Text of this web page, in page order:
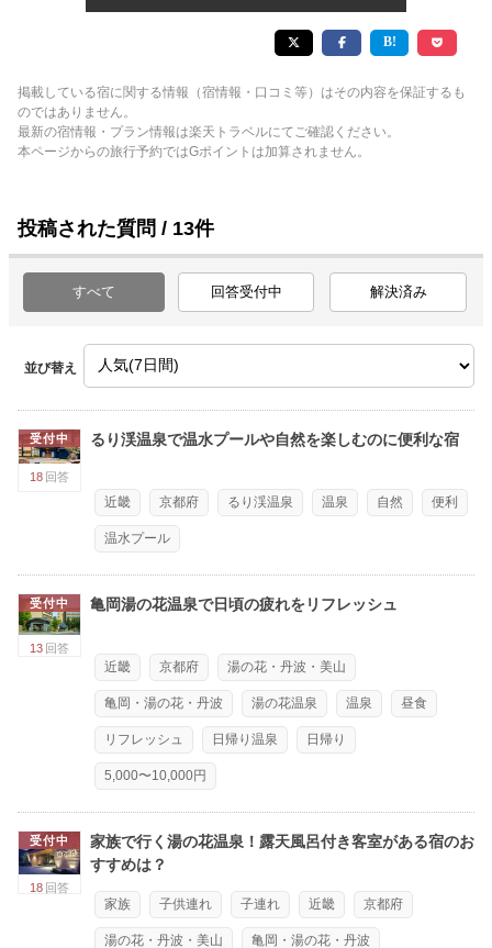
掲載している宿に関する情報（宿情報・口コミ等）はその内容を保証するも
のではありません。
最新の宿情報・プラン情報は楽天トラベルにてご確認ください。
本ページからの旅行予約ではGポイントは加算されません。
投稿された質問 / 13件
すべて 回答受付中 解決済み
並び替え
受付中
18 回答
るり渓温泉で温水プールや自然を楽しむのに便利な宿
近畿 京都府 るり渓温泉 温泉 自然 便利
温水プール
受付中
13 回答
亀岡湯の花温泉で日頃の疲れをリフレッシュ
近畿 京都府 湯の花・丹波・美山
亀岡・湯の花・丹波 湯の花温泉 温泉 昼食
リフレッシュ 日帰り温泉 日帰り
5,000〜10,000円
受付中
18 回答
家族で行く湯の花温泉！露天風呂付き客室がある宿のお
すすめは？
家族 子供連れ 子連れ 近畿 京都府
湯の花・丹波・美山 亀岡・湯の花・丹波